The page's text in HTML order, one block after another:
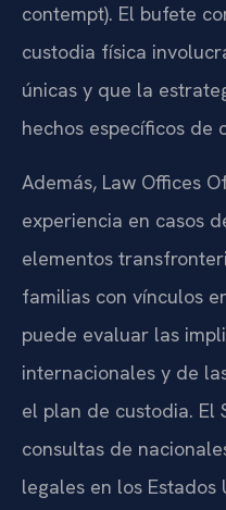
contempt). El bufete
custodia física
únicas y que la
hechos específicos de
Además, Law Offices
experiencia en casos
elementos
familias con vínculos
puede evaluar las
internacionales y de
el plan de custodia. El
consultas de
legales en los Estados